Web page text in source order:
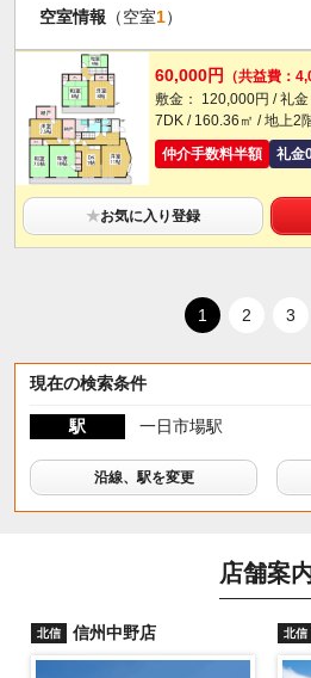
空室情報 （空室1）
60,000円
（共益費：
敷金： 120,000円 / 礼金
7DK / 160.36㎡ / 地上2
仲介手数料半額
礼金
★お気に入り登録
1 2 3
現在の検索条件
駅 一日市場駅
沿線、駅を変更
店舗案
北信 信州中野店 北信